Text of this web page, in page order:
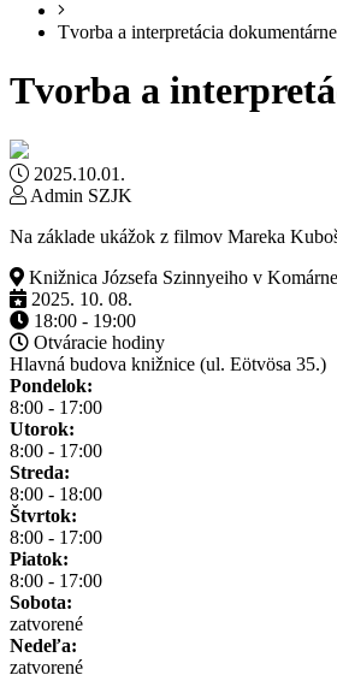
Tvorba a interpretácia
Tvorba a
2025.10.01.
Admin SZJK
Na základe ukážok z filmov Mareka
Knižnica Józsefa Szinnyeiho v
2025. 10. 08.
18:00 - 19:00
Otváracie hodiny
Hlavná budova knižnice (ul. Eötvösa 35.)
Pondelok:
8:00 - 17:00
Utorok:
8:00 - 17:00
Streda:
8:00 - 18:00
Štvrtok:
8:00 - 17:00
Piatok:
8:00 - 17:00
Sobota:
zatvorené
Nedeľa:
zatvorené